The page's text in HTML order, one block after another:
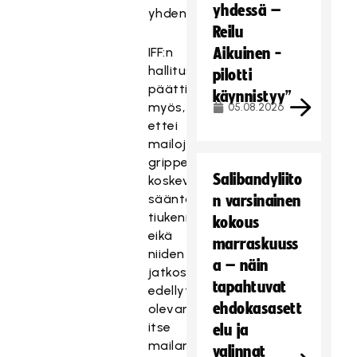
yhden.
IFF:n
hallitus
päätti
myös,
ettei
mailojen
grippejä
koskevia
sääntöjä
tiukenneta
eikä
niiden
jatkossakaan
edellytetä
olevan
itse
mailan
yhdessä –
Reilu
Aikuinen -
pilotti
käynnistyy”
05.08.2026
Salibandyliito
n varsinainen
kokous
marraskuuss
a – näin
tapahtuvat
ehdokasasett
elu ja
valinnat